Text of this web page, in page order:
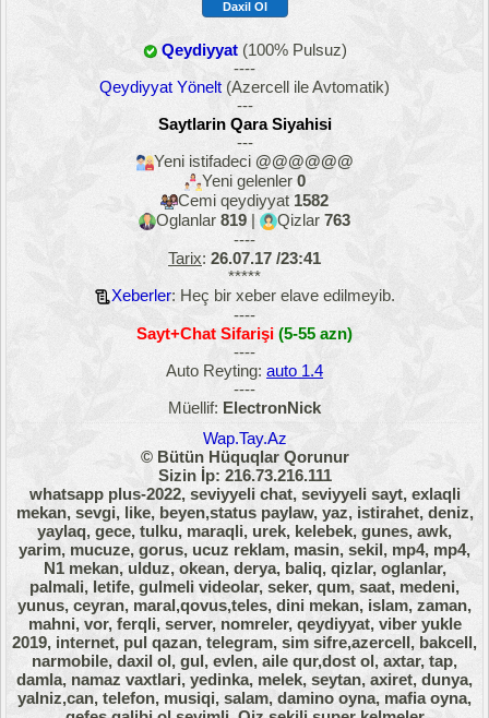
Qeydiyyat(100% Pulsuz)
----
Qeydiyyat Yönelt (Azercell ile Avtomatik)
---
Saytlarin Qara Siyahisi
---
Yeni istifadeci @@@@@@
Yeni gelenler 0
Cemi qeydiyyat 1582
Oglanlar 819 | Qizlar 763
----
Tarix: 26.07.17 /23:41
*****
Xeberler: Heç bir xeber elave edilmeyib.
----
Sayt+Chat Sifarişi (5-55 azn)
----
Auto Reyting: auto 1.4
----
Müellif: ElectronNick
Wap.Tay.Az
© Bütün Hüquqlar Qorunur
Sizin İp: 216.73.216.111
whatsapp plus-2022, seviyyeli chat, seviyyeli sayt, exlaqli
mekan, sevgi, like, beyen,status paylaw, yaz, istirahet, deniz,
yaylaq, gece, tulku, maraqli, urek, kelebek, gunes, awk,
yarim, mucuze, gorus, ucuz reklam, masin, sekil, mp4, mp4,
N1 mekan, ulduz, okean, derya, baliq, qizlar, oglanlar,
palmali, letife, gulmeli videolar, seker, qum, saat, medeni,
yunus, ceyran, maral,qovus,teles, dini mekan, islam, zaman,
mahni, vor, ferqli, server, nomreler, qeydiyyat, viber yukle
2019, internet, pul qazan, telegram, sim sifre,azercell, bakcell,
narmobile, daxil ol, gul, evlen, aile qur,dost ol, axtar, tap,
damla, namaz vaxtlari, yedinka, melek, seytan, axiret, dunya,
yalniz,can, telefon, musiqi, salam, damino oyna, mafia oyna,